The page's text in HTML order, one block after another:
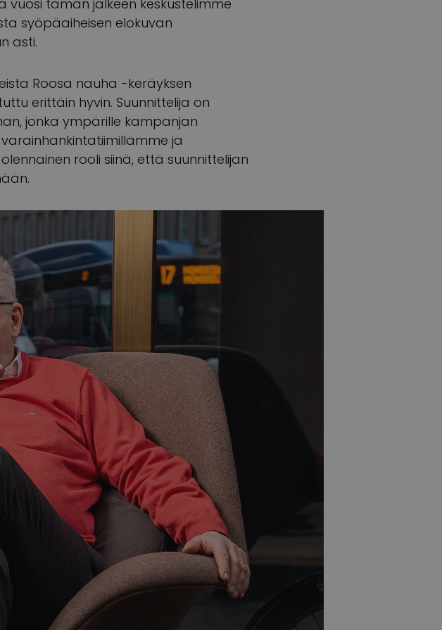
vuosi tämän jälkeen keskustelimme
syöpäaiheisen elokuvan
asti.
Roosa nauha -keräyksen
erittäin hyvin. Suunnittelija on
jonka ympärille kampanjan
ja
rooli siinä, että suunnittelijan